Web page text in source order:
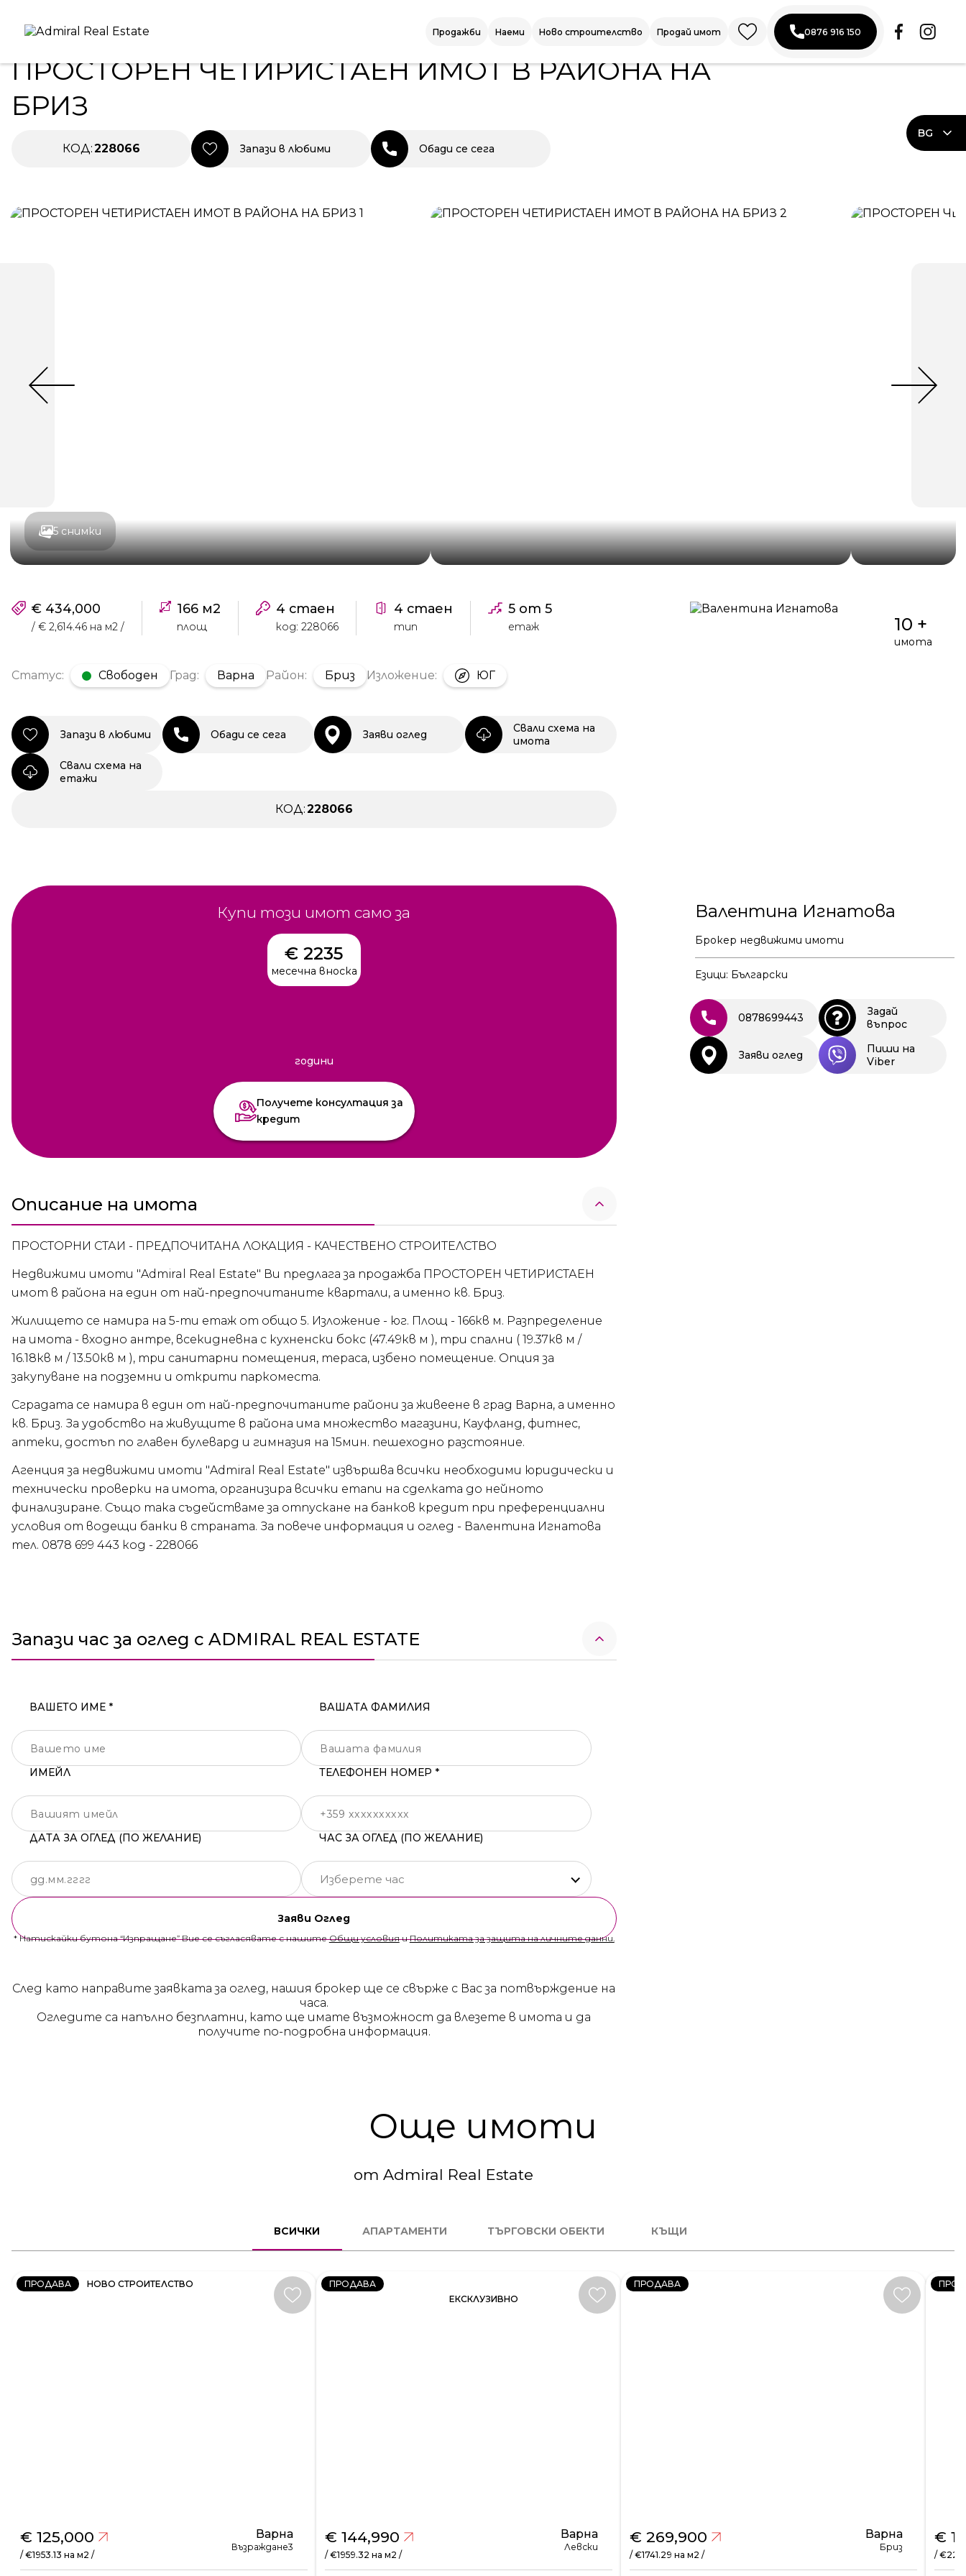
Продажби Наеми Ново строителство Продай имот 0876 916 150
BG
ПРОДАВА НОВО СТРОИТЕЛСТВО
ПРОСТОРЕН ЧЕТИРИСТАЕН ИМОТ В РАЙОНА НА
БРИЗ
КОД:228066 Запази в любими Обади се сега
5 снимки
€ 434,000
/ € 2,614.46 на м2 /
166 м2
площ
4 стаен
код: 228066
4 стаен
тип
5 от 5
етаж
Статус: Свободен Град: Варна Район: Бриз Изложение: ЮГ
Запази в любими Обади се сега Заяви оглед
Свали схема на
имота
Свали схема на
етажи
КОД:228066
Купи този имот само за
€ 2235
месечна вноска
години
Получете консултация за
кредит
Описание на имота
ПРОСТОРНИ СТАИ - ПРЕДПОЧИТАНА ЛОКАЦИЯ - КАЧЕСТВЕНО СТРОИТЕЛСТВО
Недвижими имоти "Admiral Real Estate" Ви предлага за продажба ПРОСТОРЕН ЧЕТИРИСТАЕН
имот в района на един от най-предпочитаните квартали, а именно кв. Бриз.
Жилището се намира на 5-ти етаж от общо 5. Изложение - юг. Площ - 166кв м. Разпределение
на имота - входно антре, всекидневна с кухненски бокс (47.49кв м ), три спални ( 19.37кв м /
16.18кв м / 13.50кв м ), три санитарни помещения, тераса, избено помещение. Опция за
закупуване на подземни и открити паркоместа.
Сградата се намира в един от най-предпочитаните райони за живеене в град Варна, а именно
кв. Бриз. За удобство на живущите в района има множество магазини, Кауфланд, фитнес,
аптеки, достъп по главен булевард и гимназия на 15мин. пешеходно разстояние.
Агенция за недвижими имоти "Admiral Real Estate" извършва всички необходими юридически и
технически проверки на имота, организира всички етапи на сделката до нейното
финализиране. Също така съдействаме за отпускане на банков кредит при преференциални
условия от водещи банки в страната. За повече информация и оглед - Валентина Игнатова
тел. 0878 699 443 код - 228066
Запази час за оглед с ADMIRAL REAL ESTATE
ВАШЕТО ИМЕ * ВАШАТА ФАМИЛИЯ
ИМЕЙЛ ТЕЛЕФОНЕН НОМЕР *
ДАТА ЗА ОГЛЕД (ПО ЖЕЛАНИЕ) ЧАС ЗА ОГЛЕД (ПО ЖЕЛАНИЕ)
Изберете час
Заяви Оглед
* Натискайки бутона “Изпращане” Вие се съгласявате с нашитеОбщи условияиПолитиката за защита на личните данни.
След като направите заявката за оглед, нашия брокер ще се свърже с Вас за потвърждение на
часа.
Огледите са напълно безплатни, като ще имате възможност да влезете в имота и да
получите по-подробна информация.
10 +
имота
Валентина Игнатова
Брокер недвижими имоти
Езици: Български
0878699443
Задай
въпрос
Заяви оглед
Пиши на
Viber
Още имоти
от Admiral Real Estate
ВСИЧКИ АПАРТАМЕНТИ ТЪРГОВСКИ ОБЕКТИ КЪЩИ
ПРОДАВА НОВО СТРОИТЕЛСТВО
231606
€ 125,000
/ €1953.13 на м2 /
Варна
Възраждане3
ПРОДАВА
ЕКСКЛУЗИВНО
231581
€ 144,990
/ €1959.32 на м2 /
Варна
Левски
ПРОДАВА
СТАЕН
КОД:
231580
€ 269,900
/ €1741.29 на м2 /
Варна
Бриз
€
/